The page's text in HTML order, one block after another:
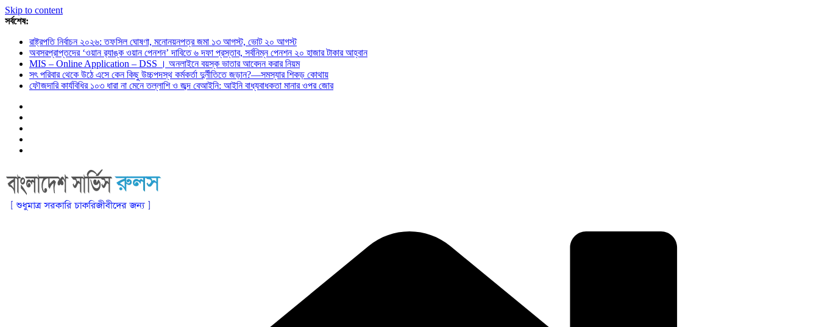
Skip to content
সর্বশেষ:
রাষ্ট্রপতি নির্বাচন ২০২৬: তফসিল ঘোষণা, মনোনয়নপত্র জমা ১৩ আগস্ট, ভোট ২০ আগস্ট
অবসরপ্রাপ্তদের ‘ওয়ান র‌্যাঙ্ক ওয়ান পেনশন’ দাবিতে ৬ দফা প্রস্তাব, সর্বনিম্ন পেনশন ২০ হাজার টাকার আহ্বান
MIS – Online Application – DSS । অনলাইনে বয়স্ক ভাতার আবেদন করার নিয়ম
সৎ পরিবার থেকে উঠে এসে কেন কিছু উচ্চপদস্থ কর্মকর্তা দুর্নীতিতে জড়ান?—সমস্যার শিকড় কোথায়
ফৌজদারি কার্যবিধির ১০৩ ধারা না মেনে তল্লাশি ও জব্দ বেআইনি: আইনি বাধ্যবাধকতা মানার ওপর জোর